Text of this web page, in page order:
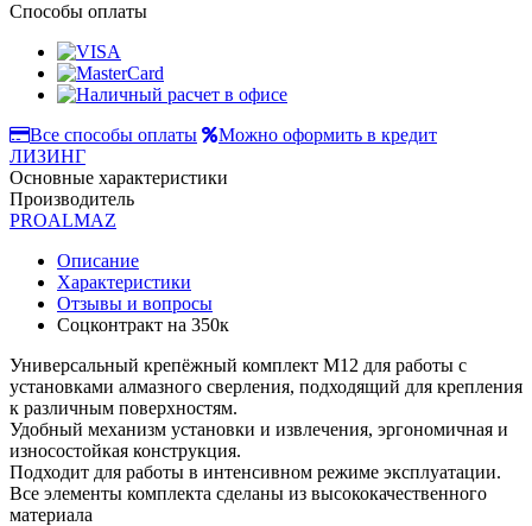
Способы оплаты
Все способы оплаты
Можно оформить в кредит
ЛИЗИНГ
Основные характеристики
Производитель
PROALMAZ
Описание
Характеристики
Отзывы и вопросы
Соцконтракт на 350к
Универсальный крепёжный комплект M12 для работы с
установками алмазного сверления, подходящий для крепления
к различным поверхностям.
Удобный механизм установки и извлечения, эргономичная и
износостойкая конструкция.
Подходит для работы в интенсивном режиме эксплуатации.
Все элементы комплекта сделаны из высококачественного
материала